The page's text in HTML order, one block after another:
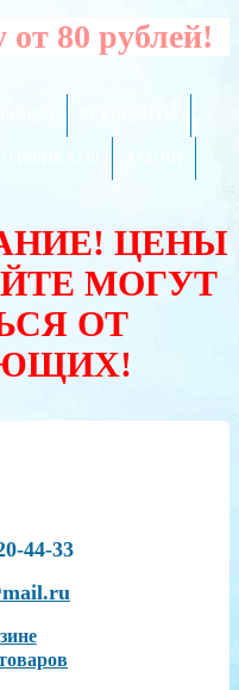
от 80 рублей!
ЦЕНЫ
МОГУТ
ОТ
44-33